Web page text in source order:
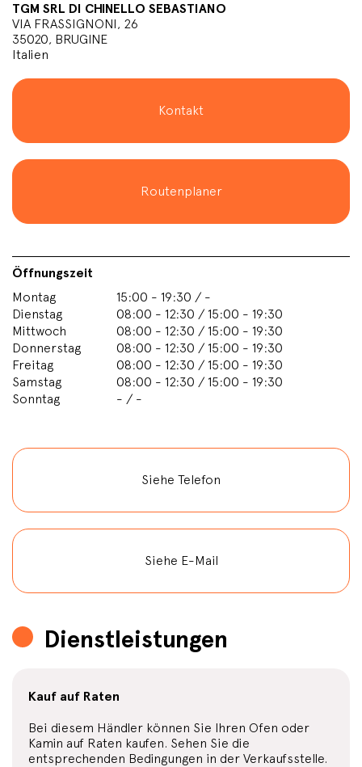
TGM SRL DI CHINELLO SEBASTIANO
VIA FRASSIGNONI, 26
35020, BRUGINE
Italien
Kontakt
Routenplaner
Öffnungszeit
Montag
15:00 - 19:30 / -
Dienstag
08:00 - 12:30 / 15:00 - 19:30
Mittwoch
08:00 - 12:30 / 15:00 - 19:30
Donnerstag
08:00 - 12:30 / 15:00 - 19:30
Freitag
08:00 - 12:30 / 15:00 - 19:30
Samstag
08:00 - 12:30 / 15:00 - 19:30
Sonntag
- / -
Siehe Telefon
Siehe E-Mail
Dienstleistungen
Kauf auf Raten
Bei diesem Händler können Sie Ihren Ofen oder
Kamin auf Raten kaufen. Sehen Sie die
entsprechenden Bedingungen in der Verkaufsstelle.